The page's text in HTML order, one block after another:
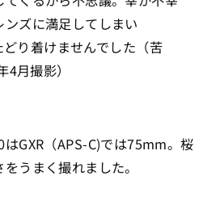
ンズに満足してしまい
り着けませんでした（苦
月撮影）
GXR（APS-C)では75mm。桜
うまく撮れました。